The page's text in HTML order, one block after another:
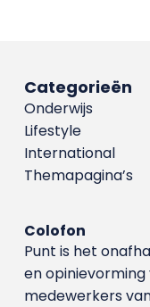
Categorieën
Onderwijs
Lifestyle
International
Themapagina’s
Colofon
Punt is het
en
medewerkers